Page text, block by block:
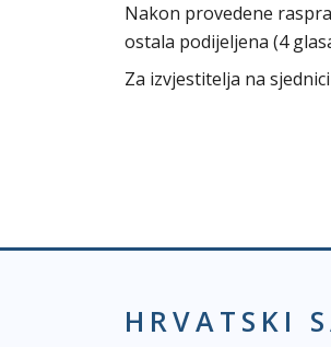
Nakon provedene
ostala podijeljena (4
Za izvjestitelja na
HRVATSKI